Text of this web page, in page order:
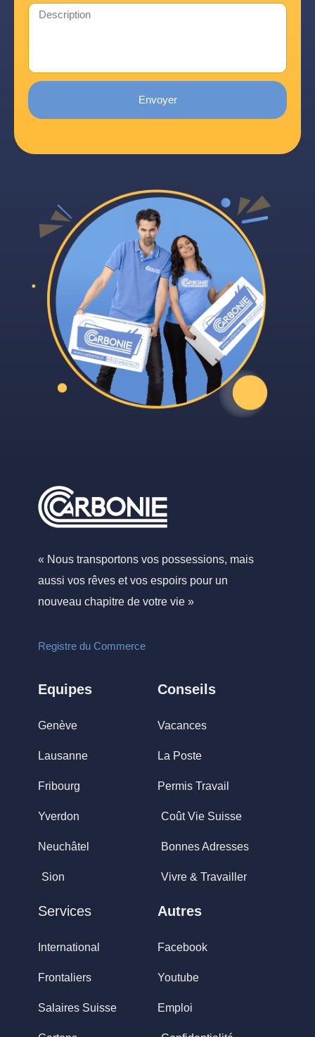
Envoyer
« Nous transportons vos possessions, mais
aussi vos rêves et vos espoirs pour un
nouveau chapitre de votre vie »
Registre du Commerce
Equipes
Genève
Lausanne
Fribourg
Yverdon
Neuchâtel
Sion
Conseils
Vacances
La Poste
Permis Travail
Coût Vie Suisse
Bonnes Adresses
Vivre & Travailler
Services
International
Frontaliers
Salaires Suisse
Autres
Facebook
Youtube
Emploi